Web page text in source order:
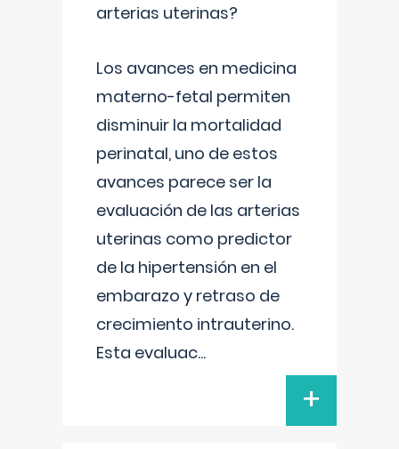
arterias uterinas?
Los avances en medicina
materno-fetal permiten
disminuir la mortalidad
perinatal, uno de estos
avances parece ser la
evaluación de las arterias
uterinas como predictor
de la hipertensión en el
embarazo y retraso de
crecimiento intrauterino.
Esta evaluac...
+